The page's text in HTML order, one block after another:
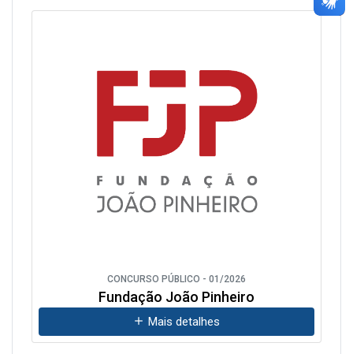
CONCURSO PÚBLICO - 01/2026
Fundação João Pinheiro
Mais detalhes